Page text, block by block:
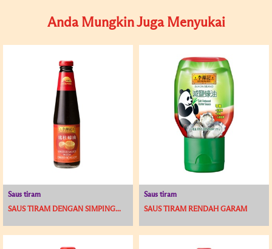
Anda Mungkin Juga Menyukai
Saus tiram
SAUS TIRAM DENGAN SIMPING...
Saus tiram
SAUS TIRAM RENDAH GARAM